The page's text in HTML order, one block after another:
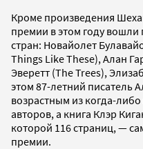
Кроме произведения
премии в этом году вошли
стран: Новайолет
Things Like These), Алан
Эверетт (The Trees),
этом 87-летний писатель
возрастным из когда-
авторов, а книга Клэр
которой 116 страниц, —
премии.